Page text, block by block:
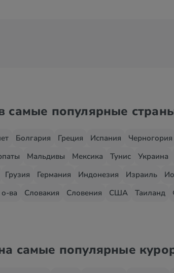
самые популярные
Болгария Греция Испания Черногория
Мальдивы Мексика Тунис Украина
Грузия Германия Индонезия Израиль
ва
Словакия Словения США Таиланд
самые популярные